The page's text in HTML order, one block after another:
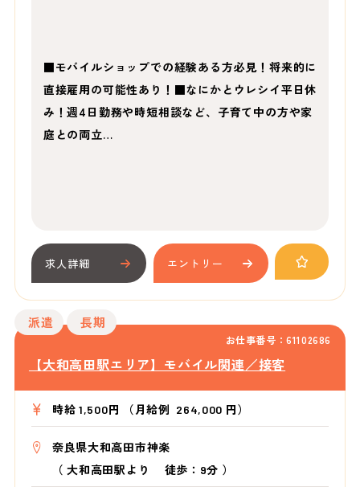
■モバイルショップでの経験ある方必見！将来的に
直接雇用の可能性あり！■なにかとウレシイ平日休
み！週4日勤務や時短相談など、子育て中の方や家
庭との両立…
求人詳細 エントリー
お仕事番号：61102686
派遣 長期
【大和高田駅エリア】モバイル関連／接客
時給 1,500円 （月給例 264,000 円）
奈良県大和高田市神楽
（大和高田駅より 徒歩：9分 ）